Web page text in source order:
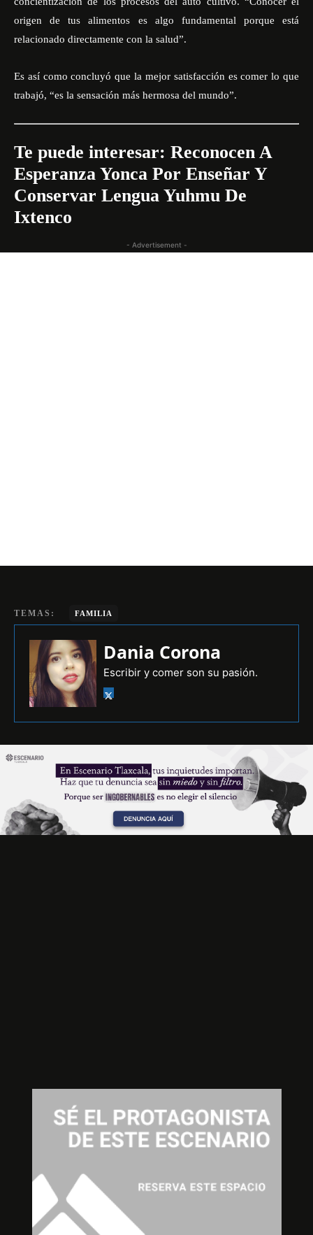
origen de tus alimentos es algo fundamental porque está
relacionado directamente con la salud”.
Es así como concluyó que la mejor satisfacción es comer lo que
trabajó, “es la sensación más hermosa del mundo”.
Te puede interesar: Reconocen A
Esperanza Yonca Por Enseñar Y
Conservar Lengua Yuhmu De
Ixtenco
- Advertisement -
TEMAS: FAMILIA
Dania Corona
Escribir y comer son su pasión.